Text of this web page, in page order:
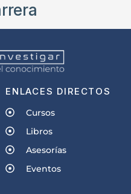
ENLACES DIRECTOS
Cursos
Libros
Asesorías
Eventos